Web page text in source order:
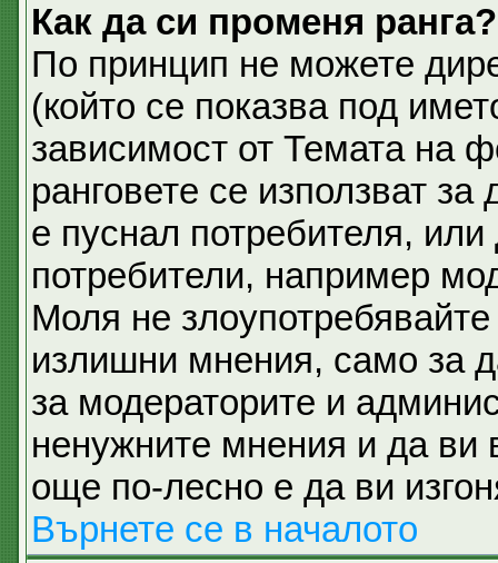
Как да си променя ранга?
По принцип не можете
(който се показва под
зависимост от Темата на
ранговете се използват
е пуснал потребителя,
потребители, например
Моля не
излишни мнения, само за
за модераторите и
ненужните мнения и да ви
още по-лесно е да ви
Върнете се в началото